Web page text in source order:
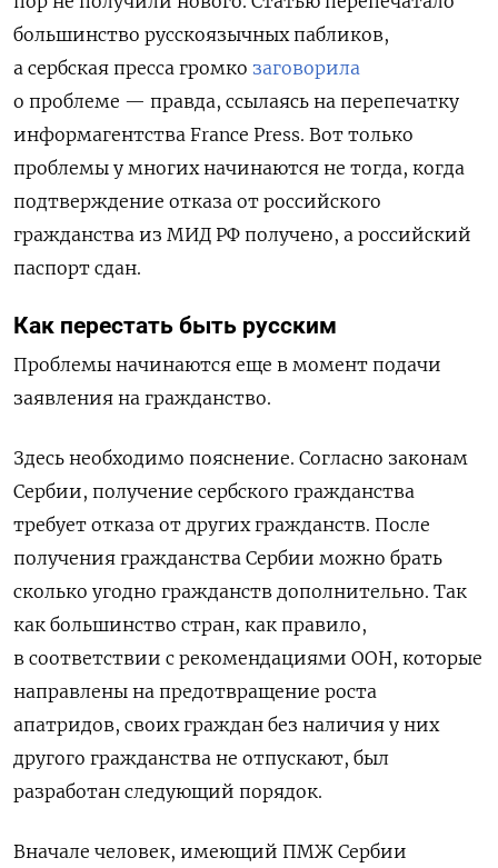
большинство русскоязычных пабликов,
а сербская пресса громко заговорила
о проблеме — правда, ссылаясь на перепечатку
информагентства France Press. Вот только
проблемы у многих начинаются не тогда, когда
подтверждение отказа от российского
гражданства из МИД РФ получено, а российский
паспорт сдан.
Как перестать быть русским
Проблемы начинаются еще в момент подачи
заявления на гражданство.
Здесь необходимо пояснение. Согласно законам
Сербии, получение сербского гражданства
требует отказа от других гражданств. После
получения гражданства Сербии можно брать
сколько угодно гражданств дополнительно. Так
как большинство стран, как правило,
в соответствии с рекомендациями ООН, которые
направлены на предотвращение роста
апатридов, своих граждан без наличия у них
другого гражданства не отпускают, был
разработан следующий порядок.
Вначале человек, имеющий ПМЖ Сербии